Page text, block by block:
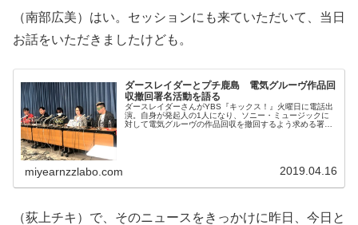
（南部広美）はい。セッションにも来ていただいて、当日
お話をいただきましたけども。
ダースレイダーとプチ鹿島 電気グルーヴ作品回
収撤回署名活動を語る
ダースレイダーさんがYBS『キックス！』火曜日に電話出
演。自身が発起人の1人になり、ソニー・ミュージックに
対して電気グルーヴの作品回収を撤回するよう求める署名
miyearnzzlabo.com 2019.04.16
（荻上チキ）で、そのニュースをきっかけに昨日、今日と